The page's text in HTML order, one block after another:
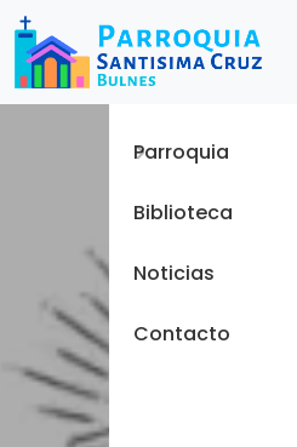
Menu
Inicio
Parroquia
Biblioteca
Noticias
Contacto